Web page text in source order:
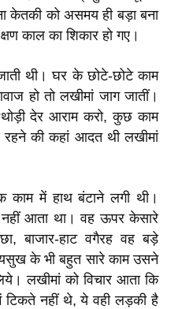
केतकी को असमय ही बड़ा बना
काल का शिकार हो गए।
थी। घर के छोटे-छोटे काम
हो तो लखीमां जाग जातीं।
देर आराम करो, कुछ काम
की कहां आदत थी लखीमां
में हाथ बंटाने लगी थी।
आता था। वह ऊपर केसारे
बाजार-हाट वगैरह वह बड़े
के भी बहुत सारे काम उसने
लखीमां को विचार आता कि
नहीं थे, ये वही लड़की है